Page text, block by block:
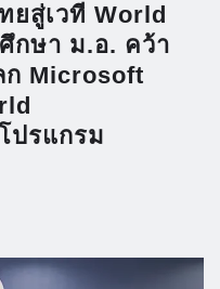
ยสู่เวที World
กษา ม.อ. คว้า
ก Microsoft
ปรแกรม